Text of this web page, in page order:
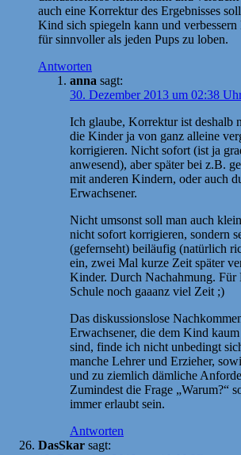
auch eine Korrektur des Ergebnisses
Kind sich spiegeln kann und
für sinnvoller als jeden Pups zu loben.
Antworten
anna sagt:
30. Dezember 2013 um 02:38
Ich glaube, Korrektur ist deshalb
die Kinder ja von ganz alleine
korrigieren. Nicht sofort (ist ja
anwesend), aber später bei z.B.
mit anderen Kindern, oder auch
Erwachsener.
Nicht umsonst soll man auch
nicht sofort korrigieren, sondern
(gefernseht) beiläufig (natürlich
ein, zwei Mal kurze Zeit später
Kinder. Durch Nachahmung. Für
Schule noch gaaanz viel Zeit ;)
Das diskussionslose
Erwachsener, die dem Kind
sind, finde ich nicht unbedingt
manche Lehrer und Erzieher,
und zu ziemlich dämliche
Zumindest die Frage „Warum?“
immer erlaubt sein.
Antworten
DasSkar sagt: